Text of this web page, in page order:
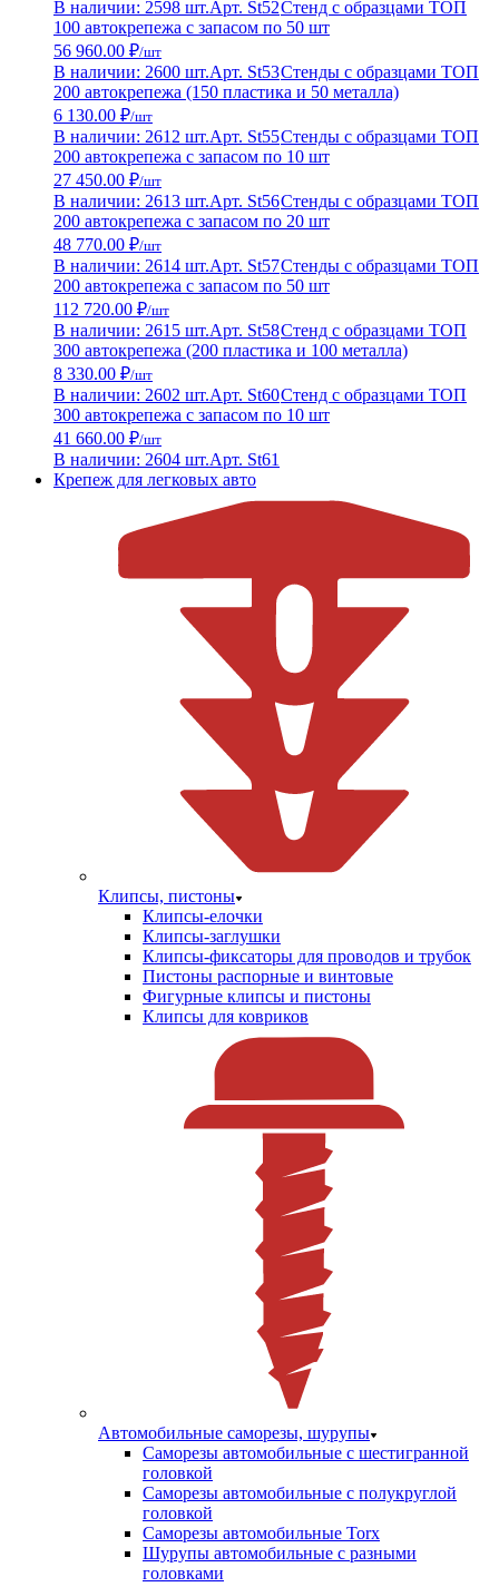
В наличии: 2598 шт.Арт. St52Стенд с образцами ТОП
100 автокрепежа с запасом по 50 шт
56 960.00 ₽/шт
В наличии: 2600 шт.Арт. St53Стенды с образцами ТОП
200 автокрепежа (150 пластика и 50 металла)
6 130.00 ₽/шт
В наличии: 2612 шт.Арт. St55Стенды с образцами ТОП
200 автокрепежа с запасом по 10 шт
27 450.00 ₽/шт
В наличии: 2613 шт.Арт. St56Стенды с образцами ТОП
200 автокрепежа с запасом по 20 шт
48 770.00 ₽/шт
В наличии: 2614 шт.Арт. St57Стенды с образцами ТОП
200 автокрепежа с запасом по 50 шт
112 720.00 ₽/шт
В наличии: 2615 шт.Арт. St58Стенд с образцами ТОП
300 автокрепежа (200 пластика и 100 металла)
8 330.00 ₽/шт
В наличии: 2602 шт.Арт. St60Стенд с образцами ТОП
300 автокрепежа с запасом по 10 шт
41 660.00 ₽/шт
В наличии: 2604 шт.Арт. St61
Крепеж для легковых авто
Клипсы, пистоны
Клипсы-елочки
Клипсы-заглушки
Клипсы-фиксаторы для проводов и трубок
Пистоны распорные и винтовые
Фигурные клипсы и пистоны
Клипсы для ковриков
Автомобильные саморезы, шурупы
Саморезы автомобильные с шестигранной
головкой
Саморезы автомобильные с полукруглой
головкой
Саморезы автомобильные Torx
Шурупы автомобильные с разными
головками